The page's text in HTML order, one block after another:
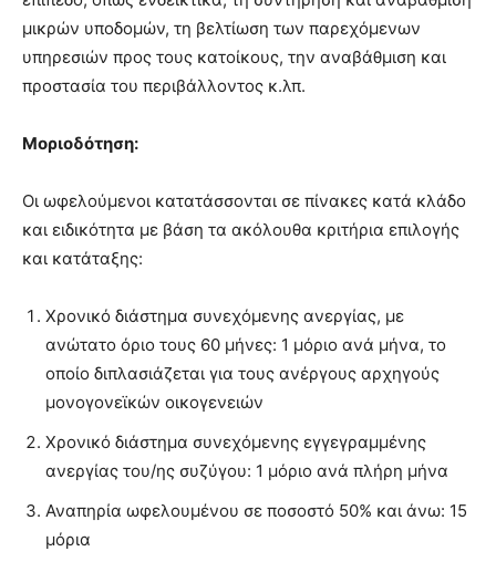
μικρών υποδομών, τη βελτίωση των παρεχόμενων
υπηρεσιών προς τους κατοίκους, την αναβάθμιση και
προστασία του περιβάλλοντος κ.λπ.
Μοριοδότηση:
Οι ωφελούμενοι κατατάσσονται σε πίνακες κατά κλάδο
και ειδικότητα με βάση τα ακόλουθα κριτήρια επιλογής
και κατάταξης:
Χρονικό διάστημα συνεχόμενης ανεργίας, με
ανώτατο όριο τους 60 μήνες: 1 μόριο ανά μήνα, το
οποίο διπλασιάζεται για τους ανέργους αρχηγούς
μονογονεϊκών οικογενειών
Χρονικό διάστημα συνεχόμενης εγγεγραμμένης
ανεργίας του/ης συζύγου: 1 μόριο ανά πλήρη μήνα
Αναπηρία ωφελουμένου σε ποσοστό 50% και άνω: 15
μόρια